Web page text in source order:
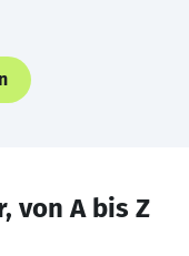
von A bis Z